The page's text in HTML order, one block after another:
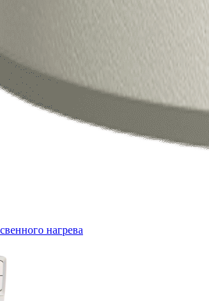
нагрева